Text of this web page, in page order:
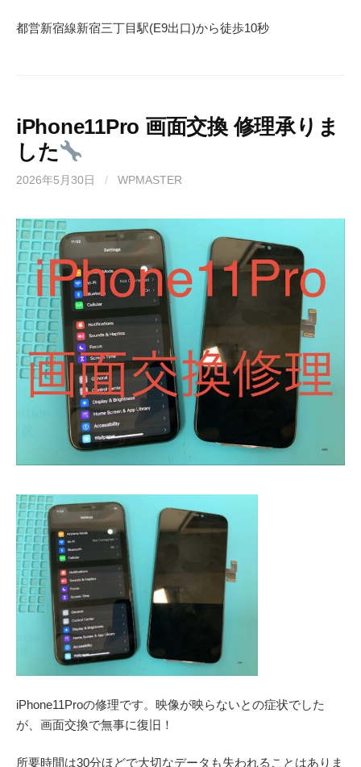
都営新宿線新宿三丁目駅(E9出口)から徒歩10秒
iPhone11Pro 画面交換 修理承りま
した
2026年5月30日 / WPMASTER
iPhone11Proの修理です。映像が映らないとの症状でした
が、画面交換で無事に復旧！
所要時間は30分ほどで大切なデータも失われることはありま